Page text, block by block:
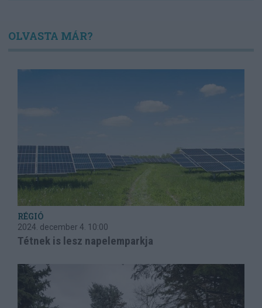
OLVASTA MÁR?
RÉGIÓ
2024. december 4. 10:00
Tétnek is lesz napelemparkja